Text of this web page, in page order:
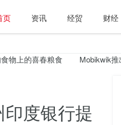
页 资讯 经贸 财经
的喜春粮食 Mobikwik推出
度银行提